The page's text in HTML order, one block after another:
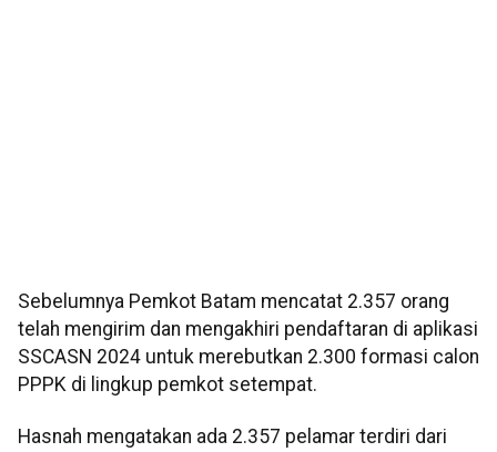
Sebelumnya Pemkot Batam mencatat 2.357 orang
telah mengirim dan mengakhiri pendaftaran di aplikasi
SSCASN 2024 untuk merebutkan 2.300 formasi calon
PPPK di lingkup pemkot setempat.
Hasnah mengatakan ada 2.357 pelamar terdiri dari